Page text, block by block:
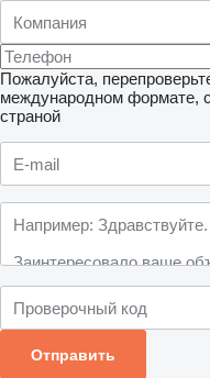
Пожалуйста,
международном формате,
страной